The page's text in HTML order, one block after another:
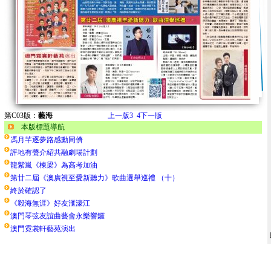
第C03版： 藝海 上一版3 4下一版
本版標題導航
馮月芊逐夢路感動同儕
評地有聲介紹共融劇場計劃
龍紫嵐《棟梁》為高考加油
第廿二屆《澳廣視至愛新聽力》歌曲選舉巡禮 （十）
終於確認了
《毅海無涯》好友滙濠江
澳門琴弦友誼曲藝會永樂響鑼
澳門霓裳軒藝苑演出